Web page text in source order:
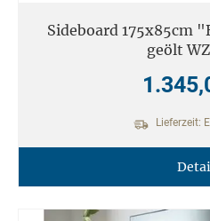
Sideboard 175x85cm
geölt
Lieferzeit: